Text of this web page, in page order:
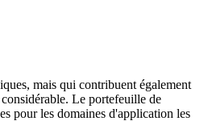
mais qui contribuent également
Le portefeuille de
pour les domaines d'application les